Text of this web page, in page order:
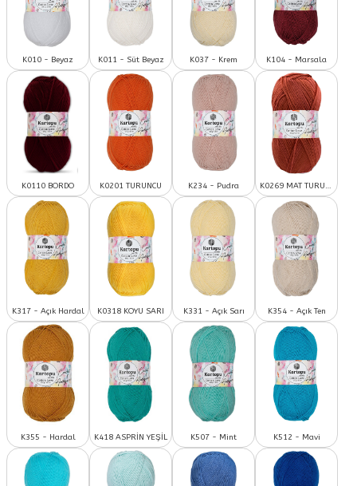
K010 - Beyaz K011 - Süt Beyaz K037 - Krem K104 - Marsala
K0110 BORDO K0201 TURUNCU K234 - Pudra K0269 MAT TURUNCU
K317 - Açık Hardal K0318 KOYU SARI K331 - Açık Sarı K354 - Açık Ten
K355 - Hardal K418 ASPRİN YEŞİL K507 - Mint K512 - Mavi